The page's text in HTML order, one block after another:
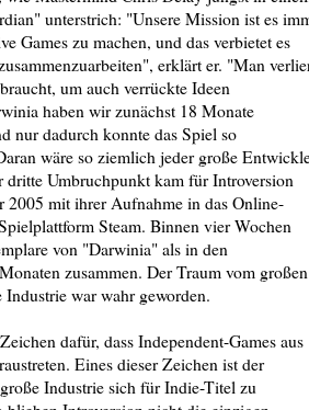
unterstrich: "Unsere Mission ist es
Games zu machen, und das verbietet es
erklärt er. "Man
um auch verrückte Ideen
haben wir zunächst 18 Monate
nur dadurch konnte das Spiel so
wäre so ziemlich jeder große
dritte Umbruchpunkt kam für Introversion
2005 mit ihrer Aufnahme in das Online-
Steam. Binnen vier Wochen
von "Darwinia" als in den
zusammen. Der Traum vom großen
war wahr geworden.
dafür, dass Independent-Games aus
Eines dieser Zeichen ist der
Industrie sich für Indie-Titel zu